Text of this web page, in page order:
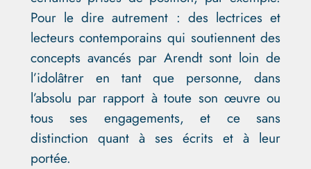
Pour le dire autrement : des lectrices et
lecteurs contemporains qui soutiennent des
concepts avancés par Arendt sont loin de
l’idolâtrer en tant que personne, dans
l’absolu par rapport à toute son œuvre ou
tous ses engagements, et ce sans
distinction quant à ses écrits et à leur
portée.